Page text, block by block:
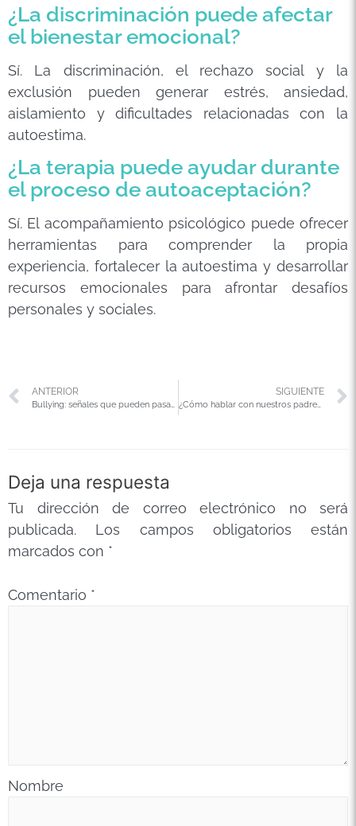
¿La discriminación puede afectar
el bienestar emocional?
Sí. La discriminación, el rechazo social y la
exclusión pueden generar estrés, ansiedad,
aislamiento y dificultades relacionadas con la
autoestima.
¿La terapia puede ayudar durante
el proceso de autoaceptación?
Sí. El acompañamiento psicológico puede ofrecer
herramientas para comprender la propia
experiencia, fortalecer la autoestima y desarrollar
recursos emocionales para afrontar desafíos
personales y sociales.
ANTERIOR SIGUIENTE
¿Cómo hablar con nuestros padres sobre salud mental?
Deja una respuesta
Tu dirección de correo electrónico no será
publicada.
Los campos obligatorios están
marcados con *
Comentario *
Nombre